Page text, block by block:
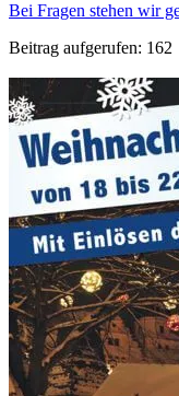
Bei Fragen stehen wir
Beitrag aufgerufen: 162